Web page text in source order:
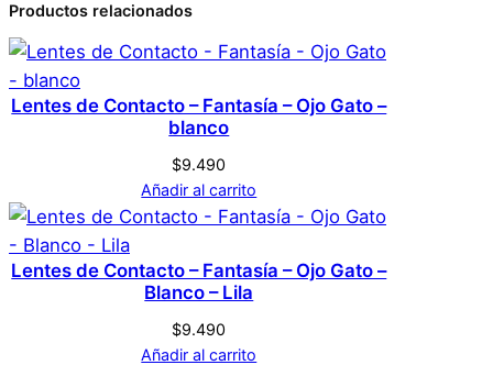
Rojo
Tamaño S
0 valoraciones en
Lentes de Contacto –
Fantasía – Sharingan –
No hay valoraciones aún. Solo los usuarios
registrados que hayan comprado este
producto pueden hacer una valoración.
Productos relacionados
Lentes de Contacto – Fantasía – Ojo Gato –
blanco
$9.490
Añadir al carrito
Lentes de Contacto – Fantasía – Ojo Gato –
Blanco – Lila
$9.490
Añadir al carrito